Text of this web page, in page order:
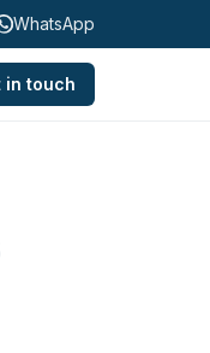
WhatsApp
in touch